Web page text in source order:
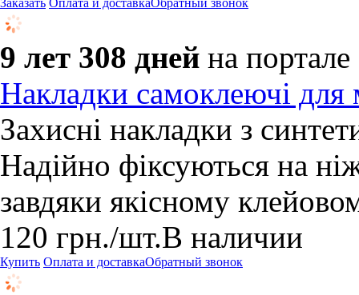
Заказать Оплата и доставкаОбратный звонок
9 лет 308 дней на портале
Накладки самоклеючі для
Захисні накладки з
Надійно фіксуються на
завдяки якісному
120 грн./шт.В наличии
Купить Оплата и доставкаОбратный звонок